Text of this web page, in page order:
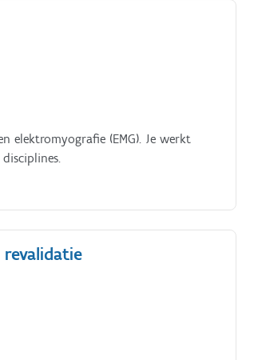
elektromyografie (EMG). Je werkt
revalidatie